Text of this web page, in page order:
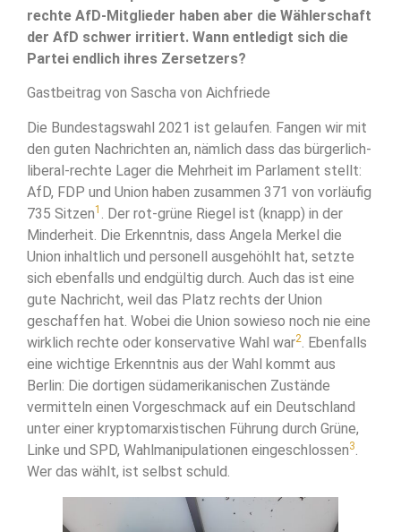
rechte AfD-Mitglieder haben aber die Wählerschaft
der AfD schwer irritiert. Wann entledigt sich die
Partei endlich ihres Zersetzers?
Gastbeitrag von Sascha von Aichfriede
Die Bundestagswahl 2021 ist gelaufen. Fangen wir mit
den guten Nachrichten an, nämlich dass das bürgerlich-
liberal-rechte Lager die Mehrheit im Parlament stellt:
AfD, FDP und Union haben zusammen 371 von vorläufig
735 Sitzen1
. Der rot-grüne Riegel ist (knapp) in der
Minderheit. Die Erkenntnis, dass Angela Merkel die
Union inhaltlich und personell ausgehöhlt hat, setzte
sich ebenfalls und endgültig durch. Auch das ist eine
gute Nachricht, weil das Platz rechts der Union
geschaffen hat. Wobei die Union sowieso noch nie eine
wirklich rechte oder konservative Wahl war2
. Ebenfalls
eine wichtige Erkenntnis aus der Wahl kommt aus
Berlin: Die dortigen südamerikanischen Zustände
vermitteln einen Vorgeschmack auf ein Deutschland
unter einer kryptomarxistischen Führung durch Grüne,
Linke und SPD, Wahlmanipulationen eingeschlossen3
Wer das wählt, ist selbst schuld.